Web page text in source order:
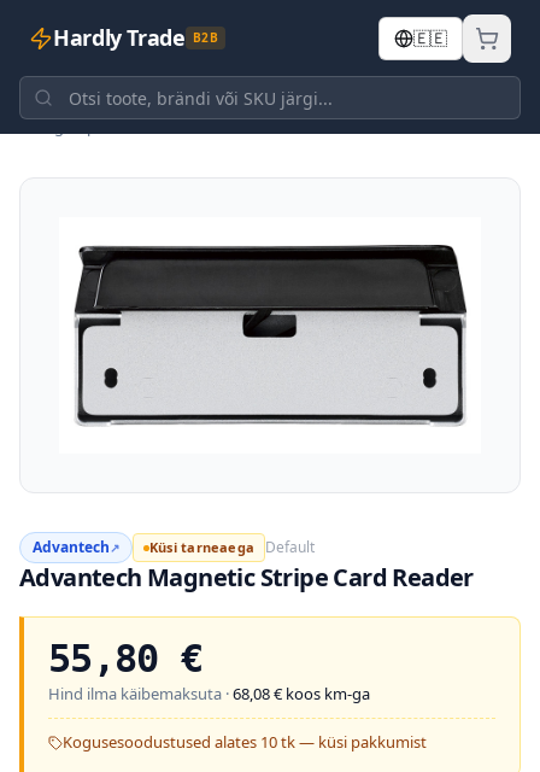
Hardly Trade B2B 🇪🇪
Tagasi poodi
Advantech↗ Küsi tarneaega Default
Advantech Magnetic Stripe Card Reader
55,80 €
Hind ilma käibemaksuta ·68,08€ koos km-ga
Kogusesoodustused alates 10 tk — küsi pakkumist